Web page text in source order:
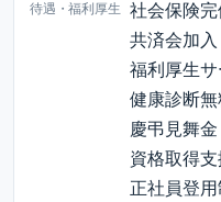
待遇・福利厚生
社会保険
共済会加入
福利厚生サ
健康診断無
慶弔見舞
資格取得
正社員登